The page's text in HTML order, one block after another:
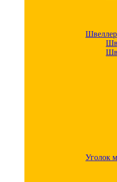
Швеллер
Уголок